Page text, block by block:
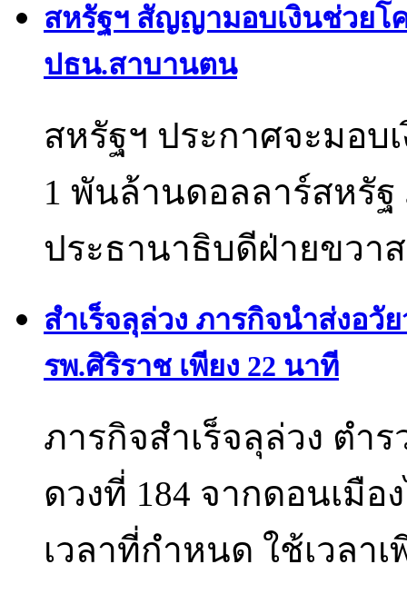
สหรัฐฯ สัญญามอบเงินช่วยโ
ปธน.สาบานตน
สหรัฐฯ ประกาศจะมอบ
1 พันล้านดอลลาร์สหรั
ประธานาธิบดีฝ่ายขวา
สำเร็จลุล่วง ภารกิจนำส่งอวั
รพ.ศิริราช เพียง 22 นาที
ภารกิจสำเร็จลุล่วง ตำ
ดวงที่ 184 จากดอนเมื
เวลาที่กำหนด ใช้เวลาเ